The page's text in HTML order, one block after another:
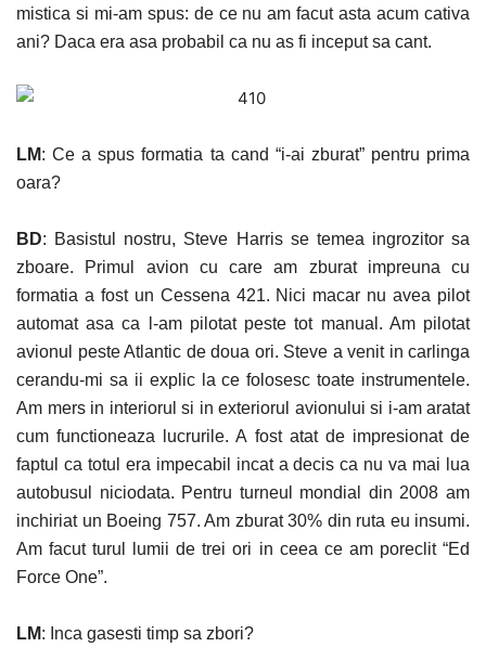
mistica si mi-am spus: de ce nu am facut asta acum cativa
ani? Daca era asa probabil ca nu as fi inceput sa cant.
LM: Ce a spus formatia ta cand “i-ai zburat” pentru prima
oara?
BD: Basistul nostru, Steve Harris se temea ingrozitor sa
zboare. Primul avion cu care am zburat impreuna cu
formatia a fost un Cessena 421. Nici macar nu avea pilot
automat asa ca l-am pilotat peste tot manual. Am pilotat
avionul peste Atlantic de doua ori. Steve a venit in carlinga
cerandu-mi sa ii explic la ce folosesc toate instrumentele.
Am mers in interiorul si in exteriorul avionului si i-am aratat
cum functioneaza lucrurile. A fost atat de impresionat de
faptul ca totul era impecabil incat a decis ca nu va mai lua
autobusul niciodata. Pentru turneul mondial din 2008 am
inchiriat un Boeing 757. Am zburat 30% din ruta eu insumi.
Am facut turul lumii de trei ori in ceea ce am poreclit “Ed
Force One”.
LM: Inca gasesti timp sa zbori?